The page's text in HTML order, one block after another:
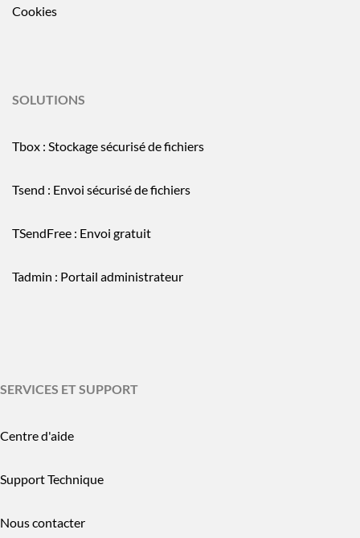
Cookies
SOLUTIONS
Tbox : Stockage sécurisé de fichiers
Tsend : Envoi sécurisé de fichiers
TSendFree : Envoi gratuit
Tadmin : Portail administrateur
SERVICES ET SUPPORT
Centre d'aide
Support Technique
Nous contacter